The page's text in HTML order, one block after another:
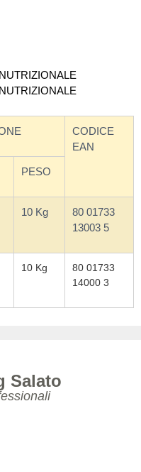
CODICE
EAN
PESO
10 Kg
80 01733
13003 5
10 Kg
80 01733
14000 3
Salato